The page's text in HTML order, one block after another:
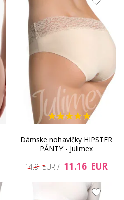
Dámske nohavičky HIPSTER
PÁNTY - Julimex
14.9 EUR / 11.16 EUR